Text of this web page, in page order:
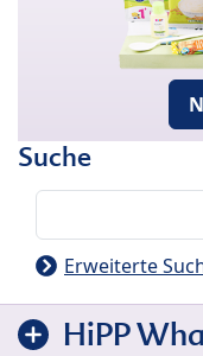
Suche
Erweiterte
HiPP